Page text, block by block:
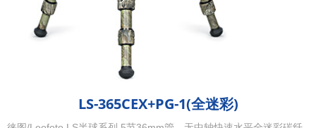
LS-365CEX+PG-1(全迷彩)